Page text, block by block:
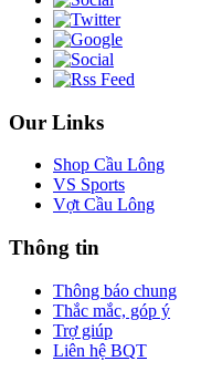
Our Links
Shop Cầu Lông
VS Sports
Vợt Cầu Lông
Thông tin
Thông báo chung
Thắc mắc, góp ý
Trợ giúp
Liên hệ BQT